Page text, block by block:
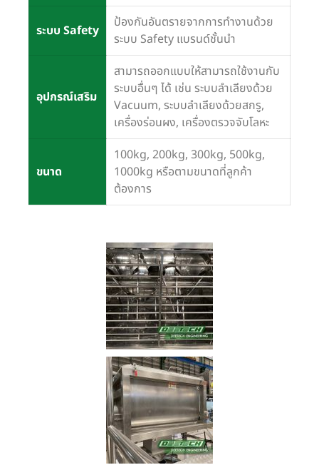
ระบบ Safety
ป้องกันอันตรายจากการทำงานด้วย
ระบบ Safety แบรนด์ชั้นนำ
อุปกรณ์เสริม
สามารถออกแบบให้สามารถใช้งานกับ
ระบบอื่นๆ ได้ เช่น ระบบลำเลียงด้วย
Vacuum, ระบบลำเลียงด้วยสกรู,
เครื่องร่อนผง, เครื่องตรวจจับโลหะ
ขนาด
100kg, 200kg, 300kg, 500kg,
1000kg หรือตามขนาดที่ลูกค้า
ต้องการ